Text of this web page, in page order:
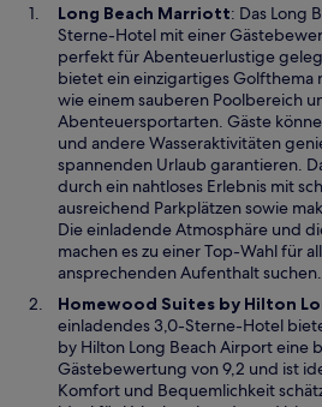
Long Beach MarriottW
i
r
d
i
n
e
i
n
e
m
n
e
e
n
F
e
n
: Das Long
Sterne-Hotel mit einer
perfekt für Abenteuerlustige
bietet ein einzigartiges Golfthema
wie einem sauberen Poolbereich
Abenteuersportarten. Gäste
und andere Wasseraktivitäten
spannenden Urlaub garantieren.
durch ein nahtloses Erlebnis mit
ausreichend Parkplätzen sowie
Die einladende Atmosphäre und
machen es zu einer Top-Wahl für
ansprechenden Aufenthalt suchen.
Homewood Suites by Hilton
einladendes 3,0-Sterne-Hotel
by Hilton Long Beach Airport eine
Gästebewertung von 9,2 und ist
Komfort und Bequemlichkeit